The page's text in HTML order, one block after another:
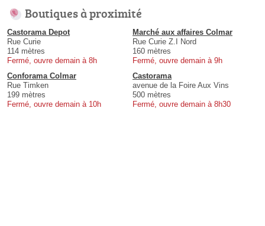
Boutiques à proximité
Castorama Depot
Rue Curie
114 mètres
Fermé, ouvre demain à 8h
Marché aux affaires Colmar
Rue Curie Z.I Nord
160 mètres
Fermé, ouvre demain à 9h
Conforama Colmar
Rue Timken
199 mètres
Fermé, ouvre demain à 10h
Castorama
avenue de la Foire Aux Vins
500 mètres
Fermé, ouvre demain à 8h30